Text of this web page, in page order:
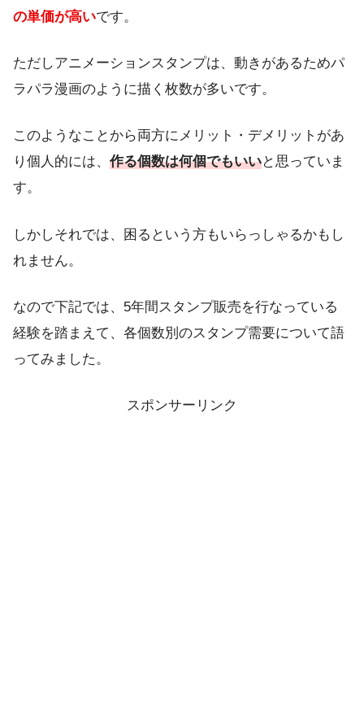
の単価が高いです。
ただしアニメーションスタンプは、 動きがあるためパ
ラパラ漫画のように描く枚数が多いです。
このようなことから両方にメリット・デメリットがあ
り個人的には、 作る個数は何個でもいいと思っていま
す。
しかしそれでは、困るという方もいらっしゃるかもし
れません。
なので下記では、5年間スタンプ販売を行なっている
経験を踏まえて、 各個数別のスタンプ需要について語
ってみました。
スポンサーリンク